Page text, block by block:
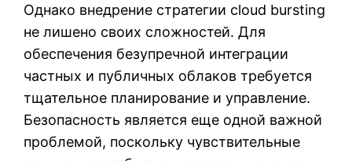
Однако внедрение стратегии cloud bursting
не лишено своих сложностей. Для
обеспечения безупречной интеграции
частных и публичных облаков требуется
тщательное планирование и управление.
Безопасность является еще одной важной
проблемой, поскольку чувствительные